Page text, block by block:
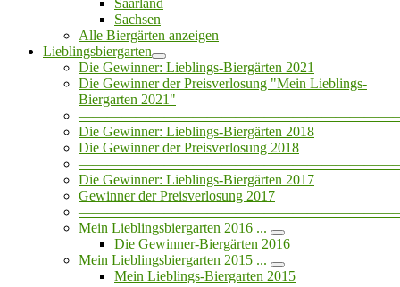
Saarland
Sachsen
Alle Biergärten anzeigen
Lieblingsbiergarten
Die Gewinner: Lieblings-Biergärten 2021
Die Gewinner der Preisverlosung "Mein Lieblings-
Biergarten 2021"
Die Gewinner: Lieblings-Biergärten 2018
Die Gewinner der Preisverlosung 2018
Die Gewinner: Lieblings-Biergärten 2017
Gewinner der Preisverlosung 2017
Mein Lieblingsbiergarten 2016 ...
Die Gewinner-Biergärten 2016
Mein Lieblingsbiergarten 2015 ...
Mein Lieblings-Biergarten 2015